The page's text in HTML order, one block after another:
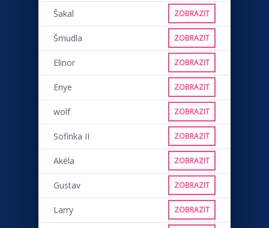
Šakal ZOBRAZIT
Šmudla ZOBRAZIT
Elinor ZOBRAZIT
Enye ZOBRAZIT
wolf ZOBRAZIT
Sofinka II ZOBRAZIT
Akéla ZOBRAZIT
Gustav ZOBRAZIT
Larry ZOBRAZIT